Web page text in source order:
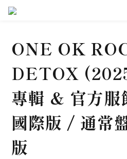
ONE OK
DETOX
專輯 & 官方服
國際版 / 通常
版